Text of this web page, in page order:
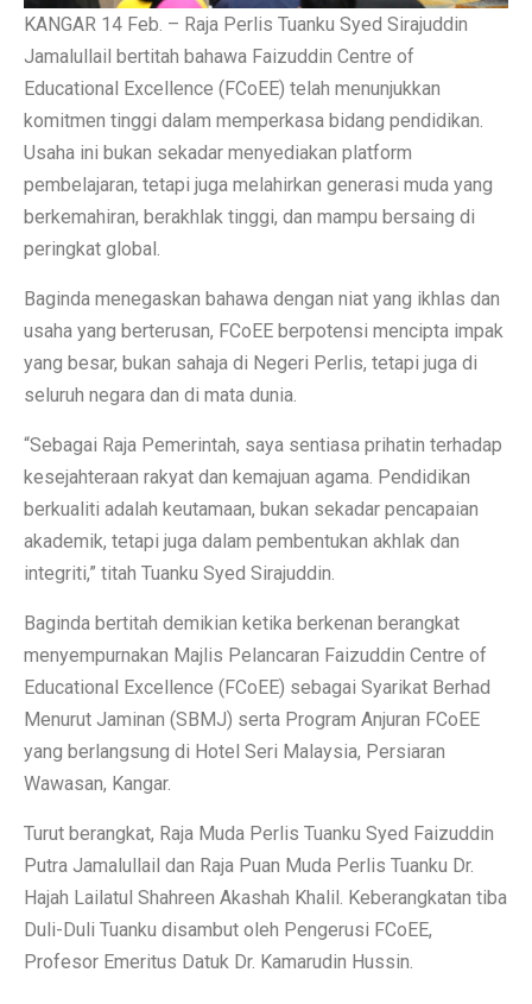
KANGAR 14 Feb. – Raja Perlis Tuanku Syed Sirajuddin
Jamalullail bertitah bahawa Faizuddin Centre of
Educational Excellence (FCoEE) telah menunjukkan
komitmen tinggi dalam memperkasa bidang pendidikan.
Usaha ini bukan sekadar menyediakan platform
pembelajaran, tetapi juga melahirkan generasi muda yang
berkemahiran, berakhlak tinggi, dan mampu bersaing di
peringkat global.
Baginda menegaskan bahawa dengan niat yang ikhlas dan
usaha yang berterusan, FCoEE berpotensi mencipta impak
yang besar, bukan sahaja di Negeri Perlis, tetapi juga di
seluruh negara dan di mata dunia.
“Sebagai Raja Pemerintah, saya sentiasa prihatin terhadap
kesejahteraan rakyat dan kemajuan agama. Pendidikan
berkualiti adalah keutamaan, bukan sekadar pencapaian
akademik, tetapi juga dalam pembentukan akhlak dan
integriti,” titah Tuanku Syed Sirajuddin.
Baginda bertitah demikian ketika berkenan berangkat
menyempurnakan Majlis Pelancaran Faizuddin Centre of
Educational Excellence (FCoEE) sebagai Syarikat Berhad
Menurut Jaminan (SBMJ) serta Program Anjuran FCoEE
yang berlangsung di Hotel Seri Malaysia, Persiaran
Wawasan, Kangar.
Turut berangkat, Raja Muda Perlis Tuanku Syed Faizuddin
Putra Jamalullail dan Raja Puan Muda Perlis Tuanku Dr.
Hajah Lailatul Shahreen Akashah Khalil. Keberangkatan tiba
Duli-Duli Tuanku disambut oleh Pengerusi FCoEE,
Profesor Emeritus Datuk Dr. Kamarudin Hussin.